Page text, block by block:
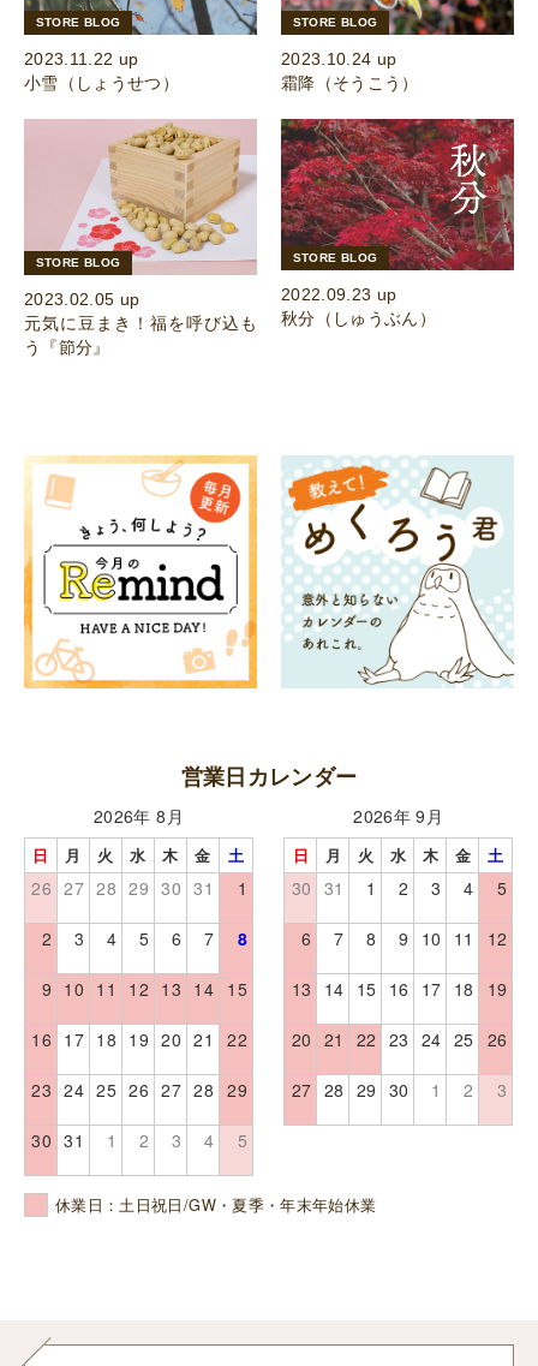
STORE BLOG
2023.11.22 up
小雪（しょうせつ）
STORE BLOG
2023.10.24 up
霜降（そうこう）
STORE BLOG
2023.02.05 up
元気に豆まき！福を呼び込も
う『節分』
STORE BLOG
2022.09.23 up
秋分（しゅうぶん）
営業日カレンダー
2026年 8月
日 月 火 水 木 金 土
26 27 28 29 30 31 1
2 3 4 5 6 7 8
9 10 11 12 13 14 15
16 17 18 19 20 21 22
23 24 25 26 27 28 29
30 31 1 2 3 4 5
2026年 9月
日 月 火 水 木 金 土
30 31 1 2 3 4 5
6 7 8 9 10 11 12
13 14 15 16 17 18 19
20 21 22 23 24 25 26
27 28 29 30 1 2 3
休業日：土日祝日/GW・夏季・年末年始休業